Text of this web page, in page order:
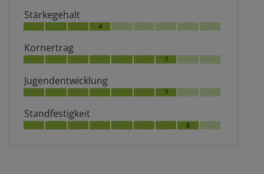
Stärkegehalt
4
Kornertrag
7
Jugendentwicklung
7
Standfestigkeit
8